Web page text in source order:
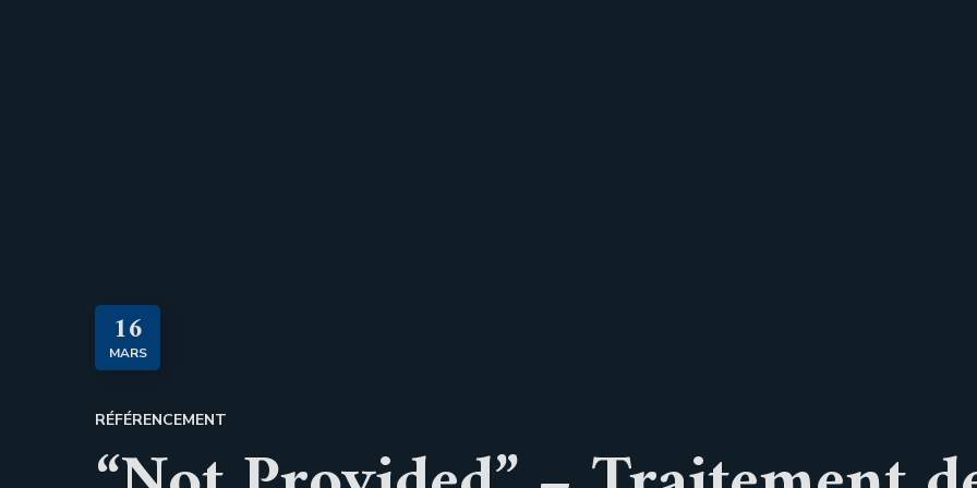
16
MARS
RÉFÉRENCEMENT